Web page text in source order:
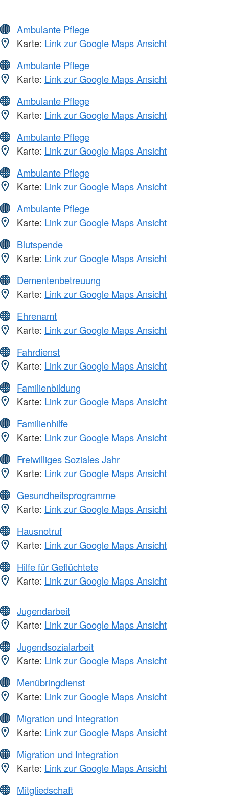
Ambulante Pflege
Karte: Link zur Google Maps Ansicht
Ambulante Pflege
Karte: Link zur Google Maps Ansicht
Ambulante Pflege
Karte: Link zur Google Maps Ansicht
Ambulante Pflege
Karte: Link zur Google Maps Ansicht
Ambulante Pflege
Karte: Link zur Google Maps Ansicht
Ambulante Pflege
Karte: Link zur Google Maps Ansicht
Blutspende
Karte: Link zur Google Maps Ansicht
Dementenbetreuung
Karte: Link zur Google Maps Ansicht
Ehrenamt
Karte: Link zur Google Maps Ansicht
Fahrdienst
Karte: Link zur Google Maps Ansicht
Familienbildung
Karte: Link zur Google Maps Ansicht
Familienhilfe
Karte: Link zur Google Maps Ansicht
Freiwilliges Soziales Jahr
Karte: Link zur Google Maps Ansicht
Gesundheitsprogramme
Karte: Link zur Google Maps Ansicht
Hausnotruf
Karte: Link zur Google Maps Ansicht
Hilfe für Geflüchtete
Karte: Link zur Google Maps Ansicht
Jugendarbeit
Karte: Link zur Google Maps Ansicht
Jugendsozialarbeit
Karte: Link zur Google Maps Ansicht
Menübringdienst
Karte: Link zur Google Maps Ansicht
Migration und Integration
Karte: Link zur Google Maps Ansicht
Migration und Integration
Karte: Link zur Google Maps Ansicht
Mitgliedschaft